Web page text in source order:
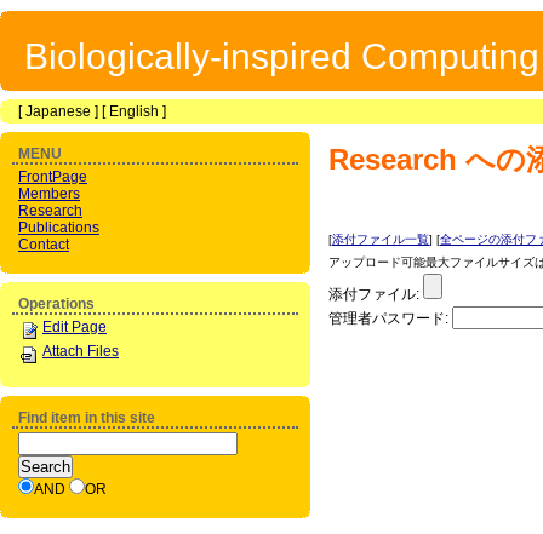
Biologically-inspired
[Japanese ] [ English ]
Research への
[添付ファイル一覧] [全ページの添付フ
アップロード可能最大ファイルサイズ
添付ファイル:
管理者パスワード:
MENU
FrontPage
Members
Research
Publications
Contact
Operations
Edit Page
Attach Files
Find item in this site
AND OR